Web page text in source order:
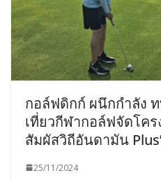
กอล์ฟดิกก์ ผนึกกำลัง
เที่ยวกีฬากอล์ฟจัดโคร
สัมผัสวิถีอันดามัน
25/11/2024